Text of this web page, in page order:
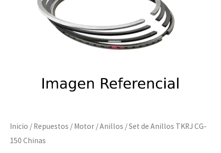
Inicio / Repuestos / Motor /Anillos / Set de Anillos TKRJ CG-
150 Chinas
hasta
$13.100
cantidad